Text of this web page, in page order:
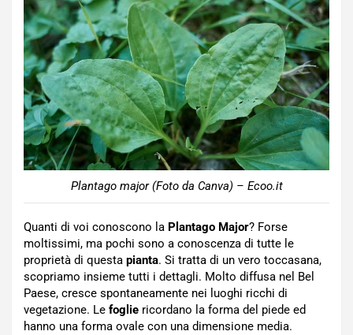
Plantago major (Foto da Canva) – Ecoo.it
Quanti di voi conoscono la Plantago Major? Forse
moltissimi, ma pochi sono a conoscenza di tutte le
proprietà di questa pianta. Si tratta di un vero toccasana,
scopriamo insieme tutti i dettagli. Molto diffusa nel Bel
Paese, cresce spontaneamente nei luoghi ricchi di
vegetazione. Le foglie ricordano la forma del piede ed
hanno una forma ovale con una dimensione media.